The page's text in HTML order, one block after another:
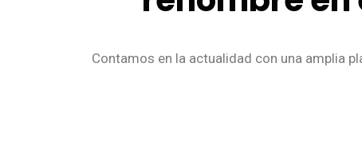
Contamos en la actualidad con una amplia